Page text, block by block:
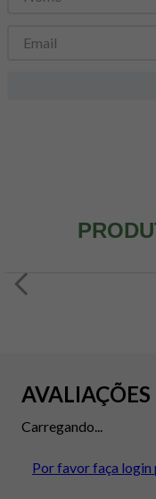
AVALIAÇÕES
Carregando...
Por favor faça login
8º snack proteico
9 psyllium